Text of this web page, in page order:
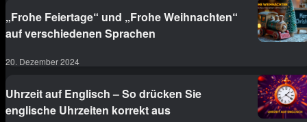
„Frohe Feiertage“ und „Frohe Weihnachten“
auf verschiedenen Sprachen
20. Dezember 2024
Uhrzeit auf Englisch – So drücken Sie
englische Uhrzeiten korrekt aus